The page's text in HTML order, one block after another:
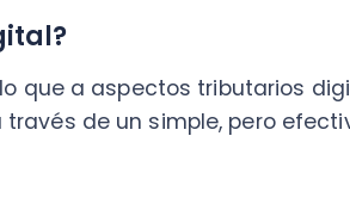
privadas en el sitio del Servicio
y ante instancias similares al SII,